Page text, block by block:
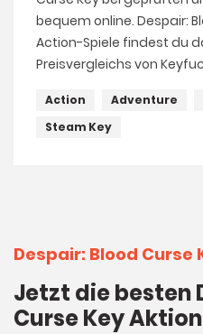
bequem online. Despair:
Action-Spiele findest du
Preisvergleichs von
Action Adventure
Steam Key
Despair: Blood Curse
Jetzt die besten
Curse Key